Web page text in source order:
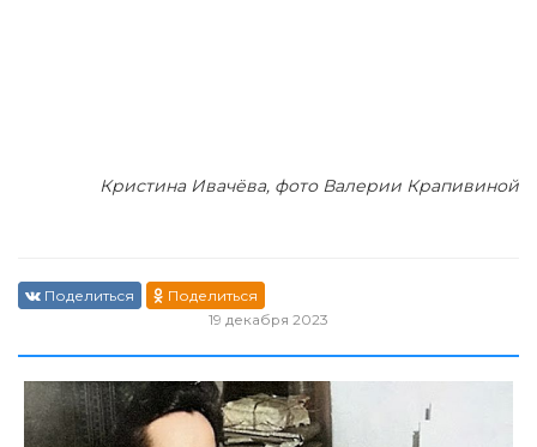
Кристина Ивачёва, фото Валерии Крапивиной
Поделиться
Поделиться
19 декабря 2023